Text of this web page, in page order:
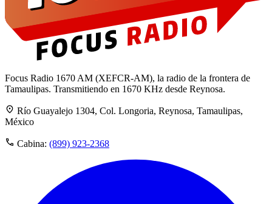
Focus Radio 1670 AM (XEFCR-AM), la radio de la frontera de
Tamaulipas. Transmitiendo en 1670 KHz desde Reynosa.
Río Guayalejo 1304, Col. Longoria, Reynosa, Tamaulipas,
México
Cabina: (899) 923-2368